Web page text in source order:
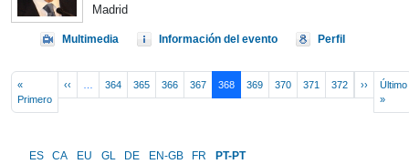
Madrid
Multimedia Información del evento Perfil
«
PrimeroFirst page
‹‹ Previous page
364 365 366 367 368 369 370 371 372 ››NextÚltimo
»Last
ES CA EU GL DE EN-GB FR PT-PT